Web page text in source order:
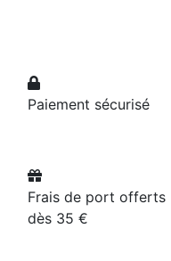
Paiement sécurisé
Frais de port offerts
dès 35 €